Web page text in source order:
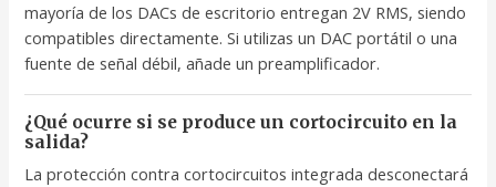
mayoría de los DACs de escritorio entregan 2V RMS, siendo
compatibles directamente. Si utilizas un DAC portátil o una
fuente de señal débil, añade un preamplificador.
¿Qué ocurre si se produce un cortocircuito en la
salida?
La protección contra cortocircuitos integrada desconectará